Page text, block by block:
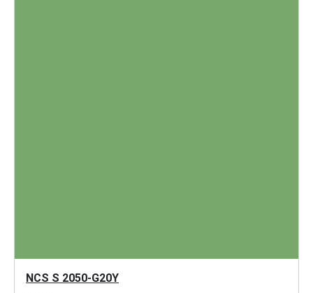
NCS S 2050-G20Y